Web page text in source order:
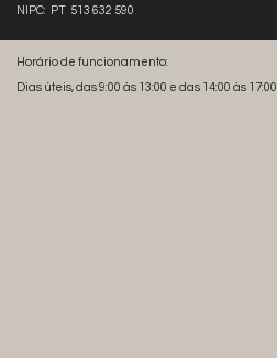
NIPC: PT 513 632 590
Horário de funcionamento:
Dias úteis, das 9:00 às 13:00 e das 14:00 às 17:00